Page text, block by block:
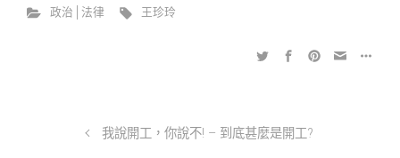
政治│法律 王珍玲
我說開工，你說不! – 到底甚麼是開工?